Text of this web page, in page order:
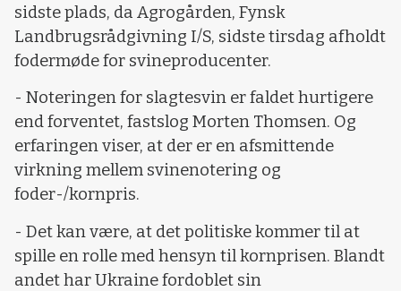
sidste plads, da Agrogården, Fynsk
Landbrugsrådgivning I/S, sidste tirsdag afholdt
fodermøde for svineproducenter.
- Noteringen for slagtesvin er faldet hurtigere
end forventet, fastslog Morten Thomsen. Og
erfaringen viser, at der er en afsmittende
virkning mellem svinenotering og
foder-/kornpris.
- Det kan være, at det politiske kommer til at
spille en rolle med hensyn til kornprisen. Blandt
andet har Ukraine fordoblet sin